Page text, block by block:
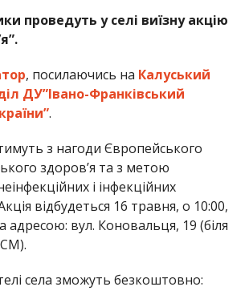
проведуть у селі виїзну акцію
, посилаючись на Калуський
ДУ”Івано-Франківський
.
з нагоди Європейського
здоров’я та з метою
і інфекційних
відбудеться 16 травня, о 10:00,
адресою: вул. Коновальця, 19 (біля
села зможуть безкоштовно: